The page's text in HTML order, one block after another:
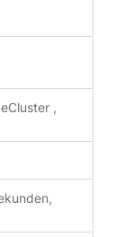
,